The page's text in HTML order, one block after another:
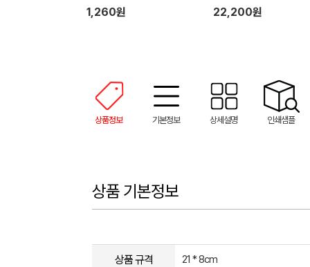
1,260원 22,200원
상품정보 기본정보 상세설명 인쇄샘플
상품 기본정보
상품 규격 21 * 8cm